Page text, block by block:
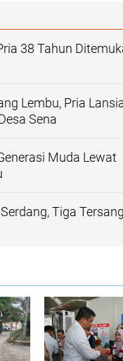
38 Tahun
Lembu, Pria
Sena
Muda Lewat
Tiga